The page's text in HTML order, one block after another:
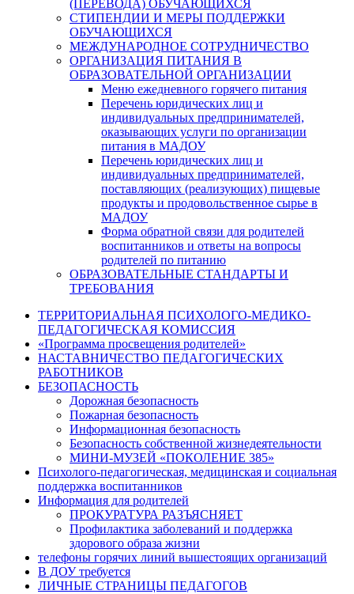
(ПЕРЕВОДА) ОБУЧАЮЩИХСЯ
СТИПЕНДИИ И МЕРЫ ПОДДЕРЖКИ
ОБУЧАЮЩИХСЯ
МЕЖДУНАРОДНОЕ СОТРУДНИЧЕСТВО
ОРГАНИЗАЦИЯ ПИТАНИЯ В
ОБРАЗОВАТЕЛЬНОЙ ОРГАНИЗАЦИИ
Меню ежедневного горячего питания
Перечень юридических лиц и
индивидуальных предпринимателей,
оказывающих услуги по организации
питания в МАДОУ
Перечень юридических лиц и
индивидуальных предпринимателей,
поставляющих (реализующих) пищевые
продукты и продовольственное сырье в
МАДОУ
Форма обратной связи для родителей
воспитанников и ответы на вопросы
родителей по питанию
ОБРАЗОВАТЕЛЬНЫЕ СТАНДАРТЫ И
ТРЕБОВАНИЯ
ТЕРРИТОРИАЛЬНАЯ ПСИХОЛОГО-МЕДИКО-
ПЕДАГОГИЧЕСКАЯ КОМИССИЯ
«Программа просвещения родителей»
НАСТАВНИЧЕСТВО ПЕДАГОГИЧЕСКИХ
РАБОТНИКОВ
БЕЗОПАСНОСТЬ
Дорожная безопасность
Пожарная безопасность
Информационная безопасность
Безопасность собственной жизнедеятельности
МИНИ-МУЗЕЙ «ПОКОЛЕНИЕ 385»
Психолого-педагогическая, медицинская и социальная
поддержка воспитанников
Информация для родителей
ПРОКУРАТУРА РАЗЪЯСНЯЕТ
Профилактика заболеваний и поддержка
здорового образа жизни
телефоны горячих линий вышестоящих организаций
В ДОУ требуется
ЛИЧНЫЕ СТРАНИЦЫ ПЕДАГОГОВ